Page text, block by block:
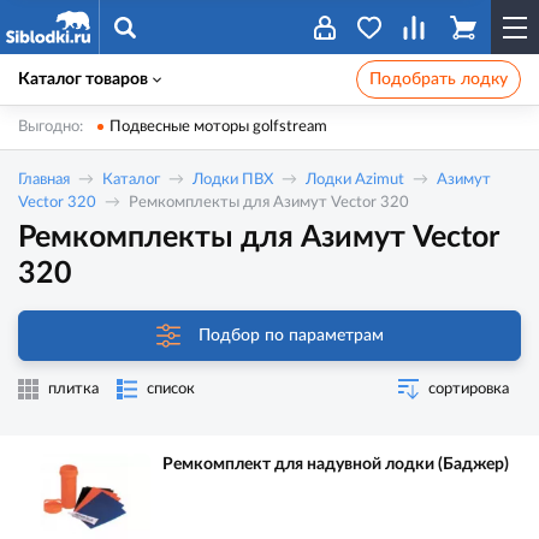
Каталог товаров Подобрать лодку
Выгодно: Подвесные моторы golfstream
Главная Каталог Лодки ПВХ Лодки Azimut
Азимут
Vector 320
Ремкомплекты для Азимут Vector 320
Ремкомплекты для Азимут Vector
320
Подбор по параметрам
плитка список сортировка
Ремкомплект для надувной лодки (Баджер)